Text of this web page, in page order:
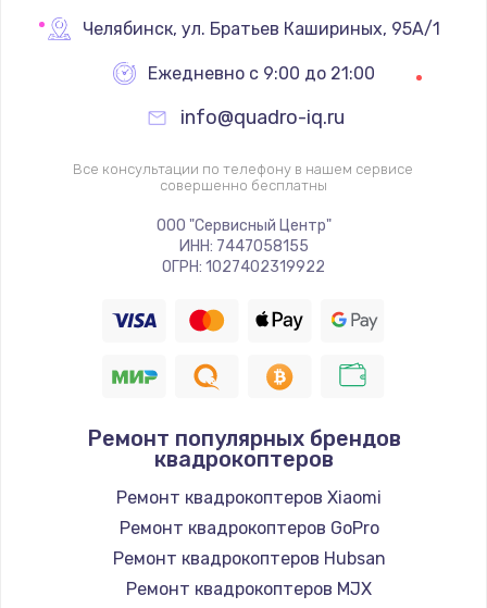
Челябинск, ул. Братьев Кашириных, 95А/1
Ежедневно с 9:00 до 21:00
info@quadro-iq.ru
Все консультации по телефону в нашем сервисе
совершенно бесплатны
ООО "Сервисный Центр"
ИНН: 7447058155
ОГРН: 1027402319922
Ремонт популярных брендов
квадрокоптеров
Ремонт квадрокоптеров Xiaomi
Ремонт квадрокоптеров GoPro
Ремонт квадрокоптеров Hubsan
Ремонт квадрокоптеров MJX